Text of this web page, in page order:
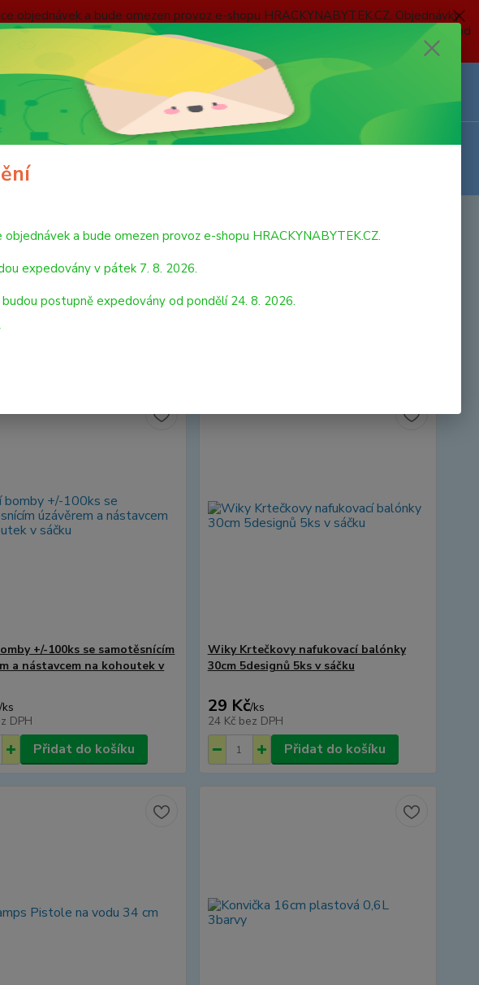
objednávek a bude omezen provoz e-shopu HRACKYNABYTEK.CZ. Objednávky
od pátku 7. 8. 2026 do neděle 23. 8. 2026 budou postupně expedovány od
REKLAMAČNÍ ŘÁD
+/-100ks se samotěsnícím
a nástavcem na kohoutek v
/ks
DPH
Přidat do košíku
Wiky Krtečkovy nafukovací balónky
30cm 5designů 5ks v sáčku
29 Kč/ks
24 Kč bez DPH
Přidat do košíku
a bude omezen provoz e-shopu HRACKYNABYTEK.CZ.
expedovány v pátek 7. 8. 2026.
postupně expedovány od pondělí 24. 8. 2026.